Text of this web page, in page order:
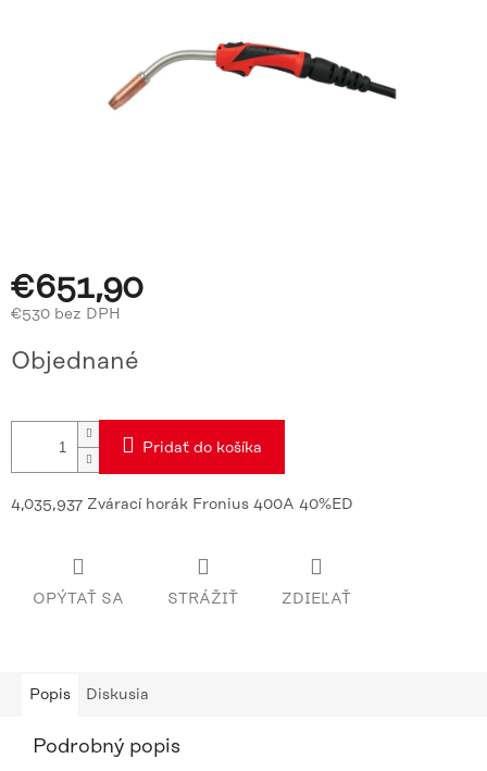
€651,90
€530 bez DPH
cena:
Objednané
Pridať do košíka
4,035,937 Zvárací horák Fronius 400A 40%ED
OPÝTAŤ SA STRÁŽIŤ ZDIEĽAŤ
Popis Diskusia
Podrobný popis